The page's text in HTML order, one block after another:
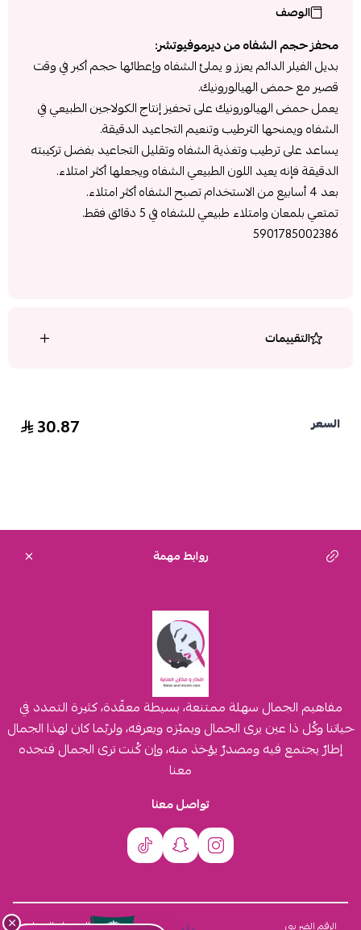
الوصف
محفز حجم الشفاه من ديرموفيوتشر:
بديل الفيلر الدائم يعزز و يملئ الشفاه وإعطائها حجم أكبر في وقت
قصير مع حمض الهيالورونيك.
يعمل حمض الهيالورونيك على تحفيز إنتاج الكولاجين الطبيعي في
الشفاه ويمنحها الترطيب وتنعيم التجاعيد الدقيقة.
يساعد على ترطيب وتغذية الشفاه وتقليل التجاعيد بفضل تركيبته
الدقيقة فإنه يعيد اللون الطبيعي الشفاه ويجعلها أكثر امتلاء.
بعد 4 أسابيع من الاستخدام تصبح الشفاه أكثر امتلاء.
تمتعي بلمعان وامتلاء طبيعي للشفاه في 5 دقائق فقط.
5901785002386
التقييمات
السعر 30.87
روابط مهمة
مفاهيم الجمال سهلة ممتنعة، بسيطة معقّدة، كثيرة التمدد في
حياتنا وكُل ذا عين يرى الجمال ويميّزه ويعرفه، ولربّما كان لهذا الجمال
إطارٌ يجتمع فيه ومصدرٌ يؤخذ منه، وإن كُنت ترى الجمال فتجده
معنا
تواصل معنا
الرقم الضريبي السجل التجاري×